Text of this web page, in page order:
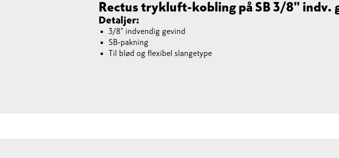
Rectus trykluft-kobling på SB 3/8" indv.
Detaljer:
3/8" indvendig gevind
SB-pakning
Til blød og flexibel slangetype